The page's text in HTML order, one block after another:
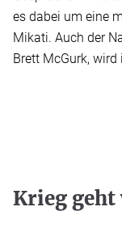
es dabei um eine
Mikati. Auch der
Brett McGurk,
Krieg